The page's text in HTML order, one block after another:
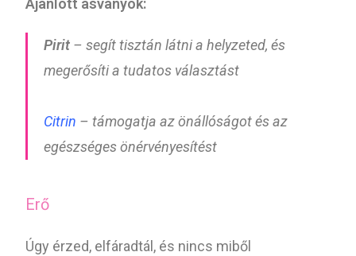
Ajánlott ásványok:
Pirit – segít tisztán látni a helyzeted, és
megerősíti a tudatos választást
Citrin – támogatja az önállóságot és az
egészséges önérvényesítést
Erő
Úgy érzed, elfáradtál, és nincs miből